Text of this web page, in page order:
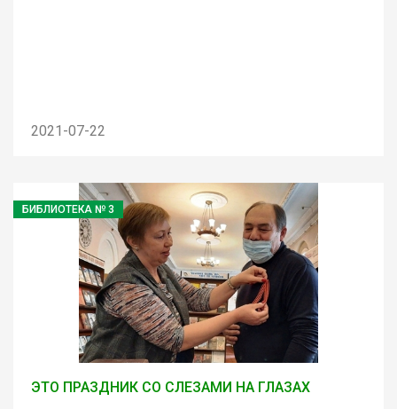
2021-07-22
БИБЛИОТЕКА № 3
ЭТО ПРАЗДНИК СО СЛЕЗАМИ НА ГЛАЗАХ